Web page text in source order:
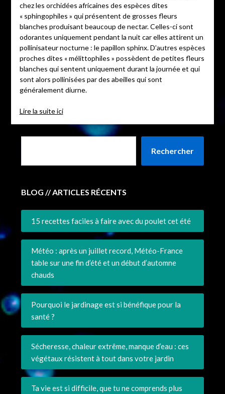
chez les orchidées africaines des espèces dites
« sphingophiles » qui présentent de grosses fleurs
blanches produisant beaucoup de nectar. Celles-ci sont
odorantes uniquement pendant la nuit car elles attirent un
pollinisateur nocturne : le papillon sphinx. D’autres espèces
proches dites « mélittophiles » possèdent de petites fleurs
blanches qui sentent uniquement durant la journée et qui
sont alors pollinisées par des abeilles qui sont
généralement diurne.
Lire la suite ici
Rechercher
BLOG // ARTICLES RÉCENTS
15 recettes faciles à faire avec du poulet cet été
Météo : après un juillet record, Météo-France
table sur une fin d’été et un début d’automne
chauds
Pourquoi le jardinage est si bénéfique pour la
santé ?
Sécheresse, chaleur extrême, manque d’eau : ces
végétaux résistent à tout dans votre jardin
Ta vie est si difficile, que tu ne comprends plus